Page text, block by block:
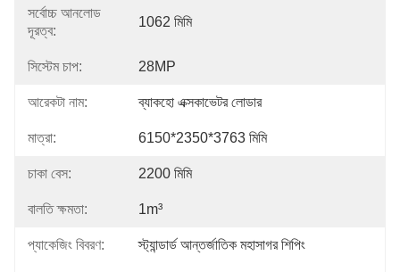
সর্বোচ্চ আনলোড
দূরত্ব:
1062 মিমি
সিস্টেম চাপ: 28MP
আরেকটা নাম: ব্যাকহো এক্সকাভেটর লোডার
মাত্রা: 6150*2350*3763 মিমি
চাকা বেস: 2200 মিমি
বালতি ক্ষমতা: 1m³
প্যাকেজিং বিবরণ: স্ট্যান্ডার্ড আন্তর্জাতিক মহাসাগর শিপিং